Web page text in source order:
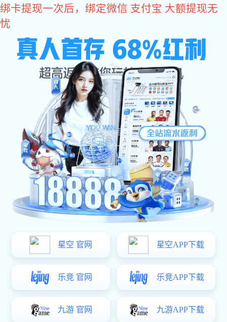
星空电子
星空电子科普：卫浴五金四大部
件简介
文章作者: Date:2025/02/10
卫生间装修，除了防水工程和管道设计很重要以外。
空电子:卫浴五金配件的选择也很重要，五金配件的质量尤
为重要。那么日常中卫浴五金的四大部件分别是什么呢?这
些常用的卫浴五金究竟应该如何选呢?接下来，就跟随星空
电子小编一起来了解。
一、卫浴五金主要包含以下四大部件：
1. 龙头: 作为水流的控制中枢，龙头是使用频率最高的
卫浴五金。根据安装位置和功能，可分为面盆龙头、淋浴龙
艺以及节水性能。